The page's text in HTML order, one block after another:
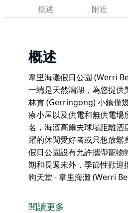
概述 附近
概述
韋里海灘假日公園 (Werri
一端是天然潟湖，為您提
林貢 (Gerringong) 小鎮僅
療小屋以及供電和無供電
名，海濱高爾夫球場距離
躍的休閒愛好者或只想放
假日公園設有允許攜帶寵物
期和長週末外，季節性歡迎
狗天堂 - 韋里海灘 (Werri
一端是天然潟湖，為您提供
閱讀更多